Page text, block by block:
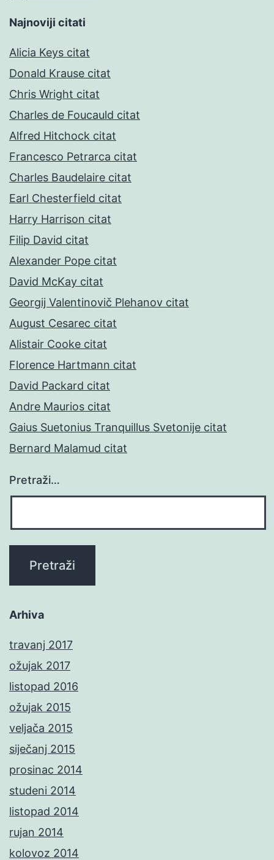
Najnoviji citati
Alicia Keys citat
Donald Krause citat
Chris Wright citat
Charles de Foucauld citat
Alfred Hitchock citat
Francesco Petrarca citat
Charles Baudelaire citat
Earl Chesterfield citat
Harry Harrison citat
Filip David citat
Alexander Pope citat
David McKay citat
Georgij Valentinovič Plehanov citat
August Cesarec citat
Alistair Cooke citat
Florence Hartmann citat
David Packard citat
Andre Maurios citat
Gaius Suetonius Tranquillus Svetonije citat
Bernard Malamud citat
Pretraži…
Arhiva
travanj 2017
ožujak 2017
listopad 2016
ožujak 2015
veljača 2015
siječanj 2015
prosinac 2014
studeni 2014
listopad 2014
rujan 2014
kolovoz 2014